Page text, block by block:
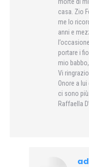
casa. Zio
me lo
anni e
portare i
mio
Vi
Onore a
ci sono più.
Raffaella